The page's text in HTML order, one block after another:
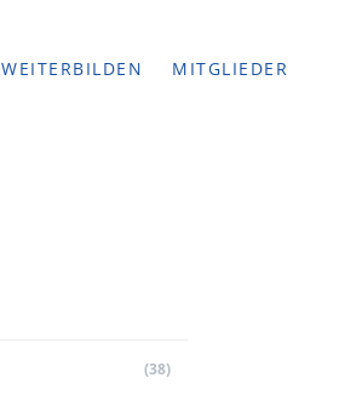
WEITERBILDEN MITGLIEDER
(38)